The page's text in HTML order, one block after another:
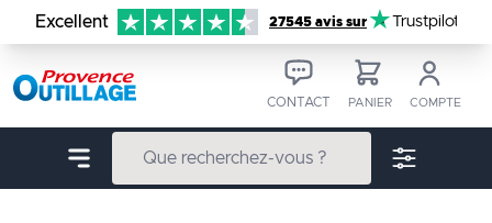
Aller au contenu
Excellent 27545 avis sur Trustpilot
CONTACT PANIER COMPTE